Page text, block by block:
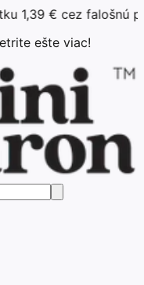
falošnú platobnú
ešte viac!